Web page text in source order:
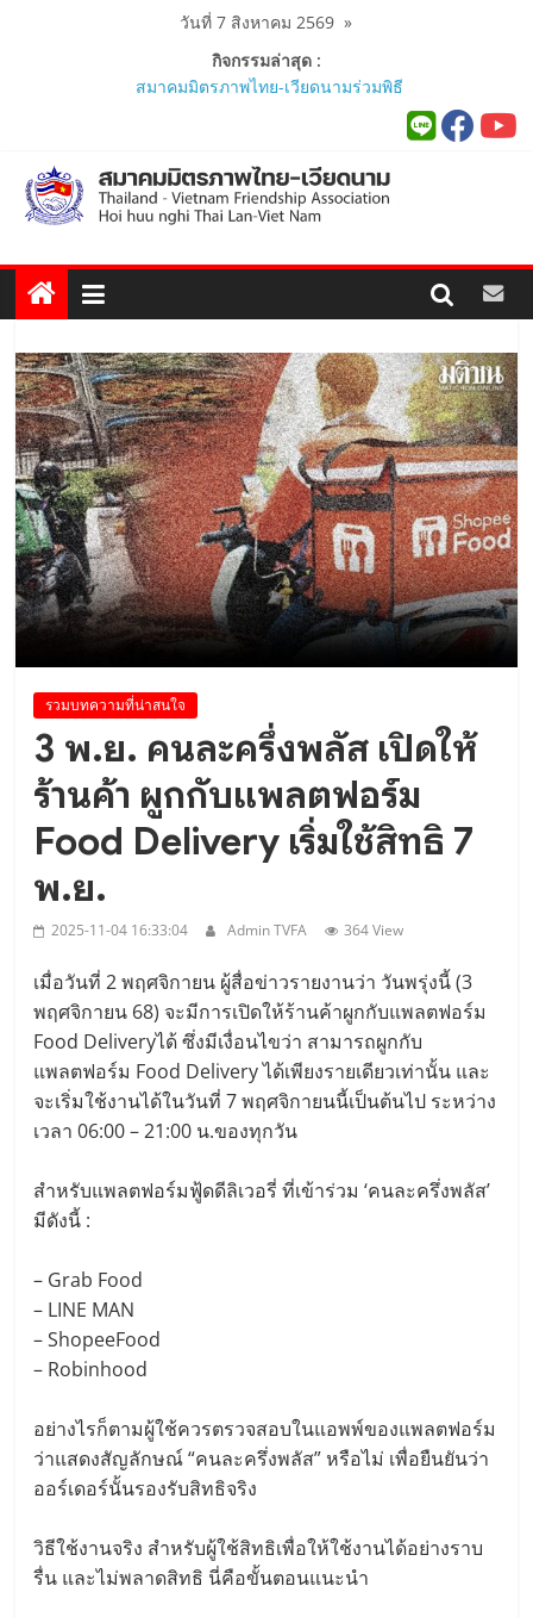
วันที่ 7 สิงหาคม 2569»
กิจกรรมล่าสุด :
สมาคมมิตรภาพไทย-เวียดนามร่วมพิธี
Viet Nam Connect Forum ..
สมาคมร่วมนำนักศึกษาเวียดนาม
โครงการหลักสูตรภาษาอังกฤษเร่งรัด
นายกสมาคมมิตรภาพไทย-เวียดนาม
รัฐมนตรีว่าการกระทรวงมหาดไทย
เยือนเวียดนามอย่างเป็นทางการ..
ผู้นำเวียดนาม-ไทย ร่วมแสดงวิสัยทัศน์
งาน Thailand–Vietnam Business
Forum 2026 เฉลิมฉลอง 50 ปีความ
สัมพันธ์ทางการทูต..
นายกสมาคมฯ ร่วมพิธีเปิดนิทรรศการ
“The Woven Ties: Celebrating 50
Years of Thailand-Viet Nam
Diplomatic Relations”..
รวมบทความที่น่าสนใจ
3 พ.ย. คนละครึ่งพลัส เปิดให้
ร้านค้า ผูกกับแพลตฟอร์ม
Food Delivery เริ่มใช้สิทธิ 7
พ.ย.
2025-11-04 16:33:04 Admin TVFA 364 View
เมื่อวันที่ 2 พฤศจิกายน ผู้สื่อข่าวรายงานว่า วันพรุ่งนี้ (3
พฤศจิกายน 68) จะมีการเปิดให้ร้านค้าผูกกับแพลตฟอร์ม
Food Deliveryได้ ซึ่งมีเงื่อนไขว่า สามารถผูกกับ
แพลตฟอร์ม Food Delivery ได้เพียงรายเดียวเท่านั้น และ
จะเริ่มใช้งานได้ในวันที่ 7 พฤศจิกายนนี้เป็นต้นไป ระหว่าง
เวลา 06:00 – 21:00 น.ของทุกวัน
สำหรับแพลตฟอร์มฟู้ดดีลิเวอรี่ ที่เข้าร่วม ‘คนละครึ่งพลัส’
มีดังนี้ :
– Grab Food
– LINE MAN
– ShopeeFood
– Robinhood
อย่างไรก็ตามผู้ใช้ควรตรวจสอบในแอพพ์ของแพลตฟอร์ม
ว่าแสดงสัญลักษณ์ “คนละครึ่งพลัส” หรือไม่ เพื่อยืนยันว่า
ออร์เดอร์นั้นรองรับสิทธิจริง
วิธีใช้งานจริง สำหรับผู้ใช้สิทธิเพื่อให้ใช้งานได้อย่างราบ
รื่น และไม่พลาดสิทธิ นี่คือขั้นตอนแนะนำ